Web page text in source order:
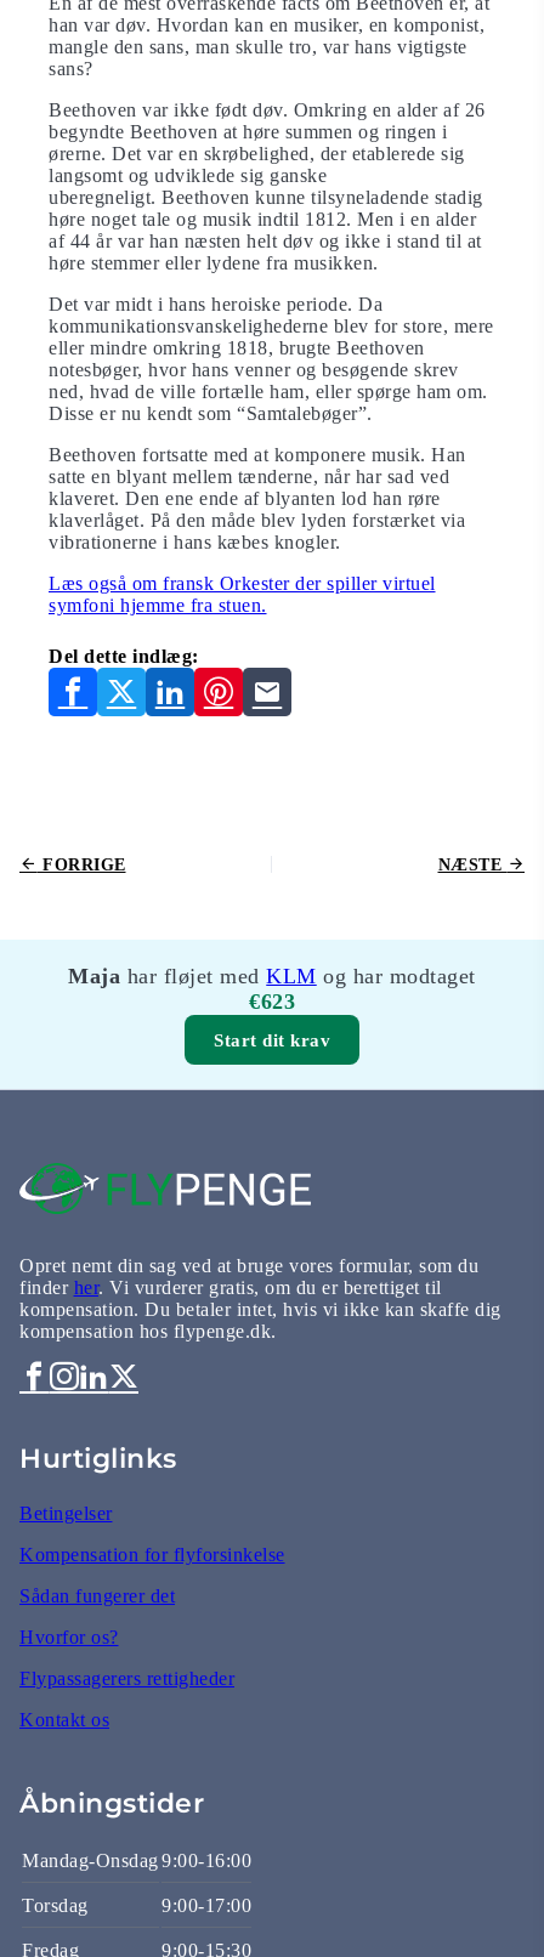
han var døv. Hvordan kan en musiker, en komponist,
mangle den sans, man skulle tro, var hans vigtigste
sans?
Beethoven var ikke født døv. Omkring en alder af 26
begyndte Beethoven at høre summen og ringen i
ørerne. Det var en skrøbelighed, der etablerede sig
langsomt og udviklede sig ganske
uberegneligt. Beethoven kunne tilsyneladende stadig
høre noget tale og musik indtil 1812. Men i en alder
af 44 år var han næsten helt døv og ikke i stand til at
høre stemmer eller lydene fra musikken.
Det var midt i hans heroiske periode. Da
kommunikationsvanskelighederne blev for store, mere
eller mindre omkring 1818, brugte Beethoven
notesbøger, hvor hans venner og besøgende skrev
ned, hvad de ville fortælle ham, eller spørge ham om.
Disse er nu kendt som “Samtalebøger”.
Beethoven fortsatte med at komponere musik. Han
satte en blyant mellem tænderne, når har sad ved
klaveret. Den ene ende af blyanten lod han røre
klaverlåget. På den måde blev lyden forstærket via
vibrationerne i hans kæbes knogler.
Læs også om fransk Orkester der spiller virtuel
symfoni hjemme fra stuen.
Del dette indlæg:
FORRIGE NÆSTE
Maja har fløjet medKLM og har modtaget
€623
Start dit krav
Opret nemt din sag ved at bruge vores formular, som du
finder her. Vi vurderer gratis, om du er berettiget til
kompensation. Du betaler intet, hvis vi ikke kan skaffe dig
kompensation hos flypenge.dk.
Hurtiglinks
Betingelser
Kompensation for flyforsinkelse
Sådan fungerer det
Hvorfor os?
Flypassagerers rettigheder
Kontakt os
Åbningstider
Mandag-Onsdag9:00-16:00
Torsdag 9:00-17:00
Fredag 9:00-15:30